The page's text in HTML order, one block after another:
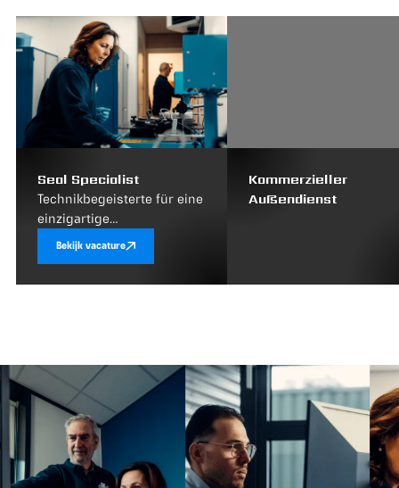
Seal Specialist
Technikbegeisterte für eine
einzigartige
Herausforderung in der
Bekijk vacature
Kommerzieller
Außendienst